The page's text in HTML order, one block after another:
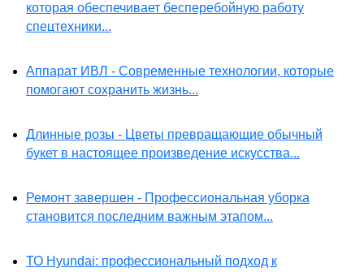
которая обеспечивает бесперебойную работу
спецтехники...
Аппарат ИВЛ - Современные технологии, которые
помогают сохранить жизнь...
Длинные розы - Цветы превращающие обычный
букет в настоящее произведение искусства...
Ремонт завершен - Профессиональная уборка
становится последним важным этапом...
ТО Hyundai: профессиональный подход к